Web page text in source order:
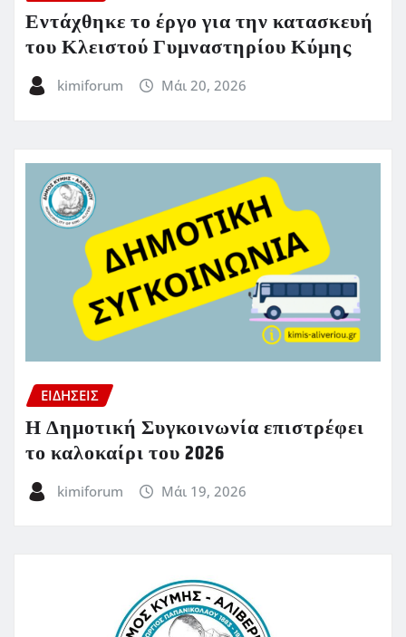
Εντάχθηκε το έργο για την κατασκευή
του Κλειστού Γυμναστηρίου Κύμης
kimiforum Μάι 20, 2026
ΕΙΔΗΣΕΙΣ
Η Δημοτική Συγκοινωνία επιστρέφει
το καλοκαίρι του 2026
kimiforum Μάι 19, 2026